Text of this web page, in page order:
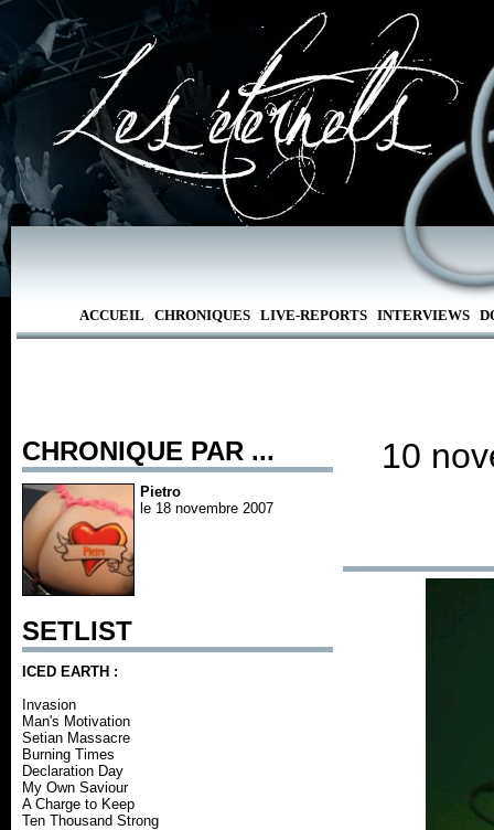
ACCUEIL CHRONIQUES LIVE-REPORTS INTERVIEWS
CHRONIQUE PAR ...
Pietro
le 18 novembre 2007
SETLIST
ICED EARTH :
Invasion
Man's Motivation
Setian Massacre
Burning Times
Declaration Day
My Own Saviour
A Charge to Keep
Ten Thousand Strong
10